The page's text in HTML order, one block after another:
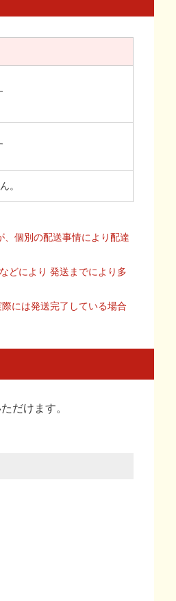
。
個別の配送事情により配達
どにより 発送までにより多
には発送完了している場合
だけます。